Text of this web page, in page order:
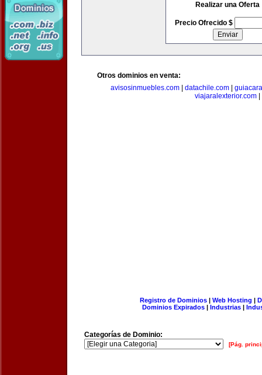
Realizar una Oferta
Precio Ofrecido $
Otros dominios en venta:
avisosinmuebles.com
datachile.com
viajaralexterior.com
Registro de Dominios| Web Hosting |
Dominios Expirados | Industrias |
Categorías de Dominio:
[Pág.